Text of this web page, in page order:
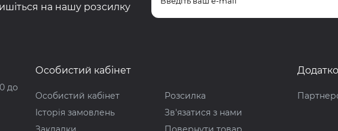
на нашу розсилку
до
Особистий кабінет
Особистий кабінет
Історія замовлень
Розсилка
Зв'язатися з нами